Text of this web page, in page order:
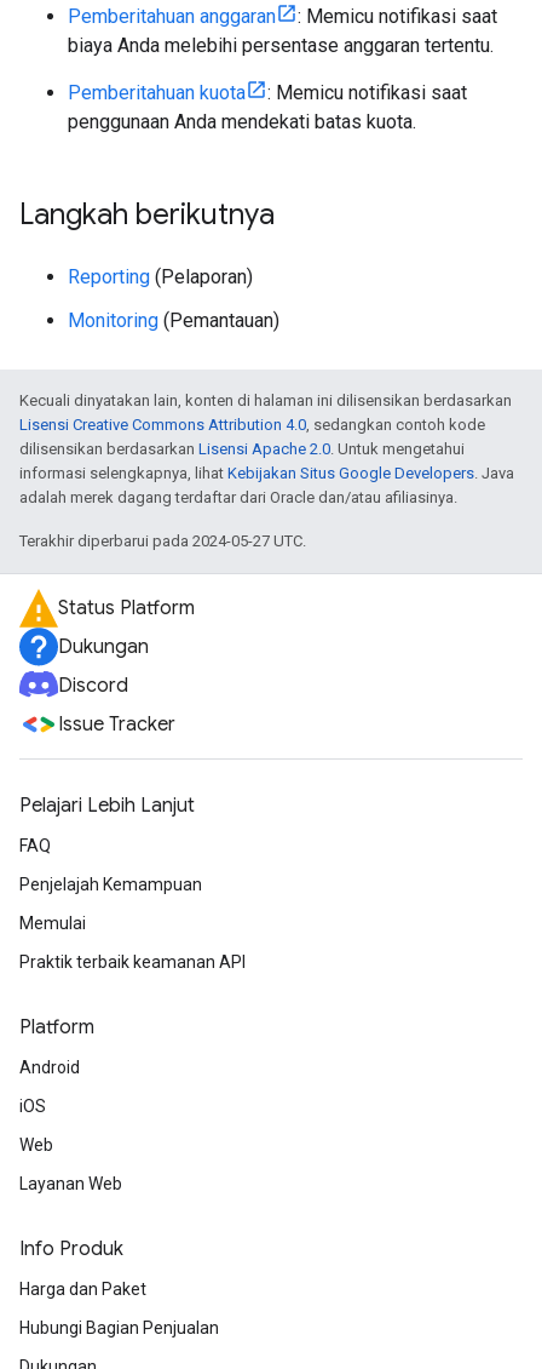
Pemberitahuan anggaran
: Memicu notifikasi saat
biaya Anda melebihi persentase anggaran tertentu.
Pemberitahuan kuota
: Memicu notifikasi saat
penggunaan Anda mendekati batas kuota.
Langkah berikutnya
Reporting (Pelaporan)
Monitoring (Pemantauan)
Kecuali dinyatakan lain, konten di halaman ini dilisensikan berdasarkan
Lisensi Creative Commons Attribution 4.0, sedangkan contoh kode
dilisensikan berdasarkan Lisensi Apache 2.0. Untuk mengetahui
informasi selengkapnya, lihat Kebijakan Situs Google Developers. Java
adalah merek dagang terdaftar dari Oracle dan/atau afiliasinya.
Terakhir diperbarui pada 2024-05-27 UTC.
Status Platform
Dukungan
Discord
Issue Tracker
Pelajari Lebih Lanjut
FAQ
Penjelajah Kemampuan
Memulai
Praktik terbaik keamanan API
Platform
Android
iOS
Web
Layanan Web
Info Produk
Harga dan Paket
Hubungi Bagian Penjualan